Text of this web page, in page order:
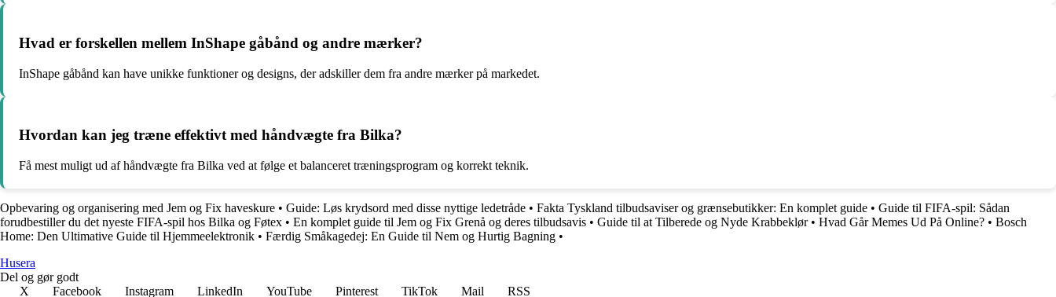
Hvad er forskellen mellem InShape gåbånd og andre mærker?
InShape gåbånd kan have unikke funktioner og designs, der adskiller dem fra andre mærker på markedet.
Hvordan kan jeg træne effektivt med håndvægte fra Bilka?
Få mest muligt ud af håndvægte fra Bilka ved at følge et balanceret træningsprogram og korrekt teknik.
Opbevaring og organisering med Jem og Fix haveskure • Guide: Løs krydsord med disse nyttige ledetråde • Fakta Tyskland tilbudsaviser og grænsebutikker: En komplet guide • Guide til FIFA-spil: Sådan
forudbestiller du det nyeste FIFA-spil hos Bilka og Føtex • En komplet guide til Jem og Fix Grenå og deres tilbudsavis • Guide til at Tilberede og Nyde Krabbeklør• Hvad Går Memes Ud På Online? • Bosch
Home: Den Ultimative Guide til Hjemmeelektronik • Færdig Småkagedej: En Guide til Nem og Hurtig Bagning •
Husera
Del og gør godt
X
Facebook Instagram LinkedIn YouTube Pinterest TikTok Mail RSS